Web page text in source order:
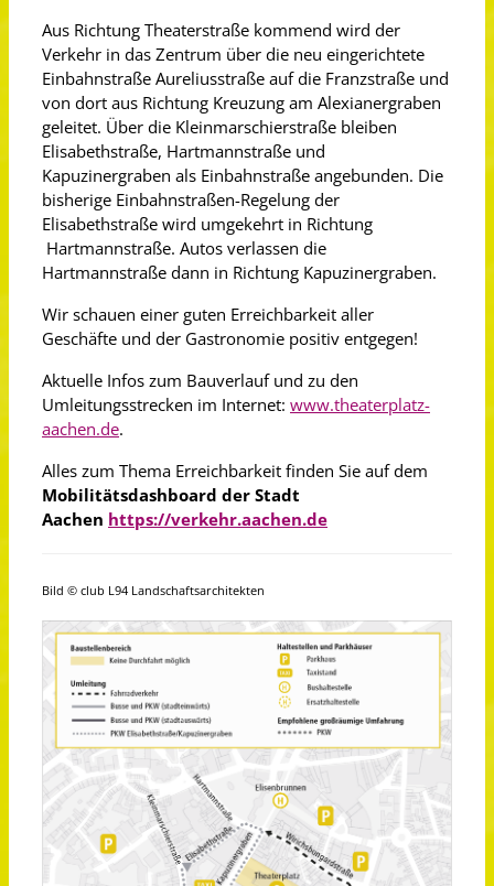
Aus Richtung Theaterstraße kommend wird der
Verkehr in das Zentrum über die neu eingerichtete
Einbahnstraße Aureliusstraße auf die Franzstraße und
von dort aus Richtung Kreuzung am Alexianergraben
geleitet. Über die Kleinmarschierstraße bleiben
Elisabethstraße, Hartmannstraße und
Kapuzinergraben als Einbahnstraße angebunden. Die
bisherige Einbahnstraßen-Regelung der
Elisabethstraße wird umgekehrt in Richtung
Hartmannstraße. Autos verlassen die
Hartmannstraße dann in Richtung Kapuzinergraben.
Wir schauen einer guten Erreichbarkeit aller
Geschäfte und der Gastronomie positiv entgegen!
Aktuelle Infos zum Bauverlauf und zu den
Umleitungsstrecken im Internet: www.theaterplatz-
aachen.de.
Alles zum Thema Erreichbarkeit finden Sie auf dem
Mobilitätsdashboard der Stadt
Aachen https://verkehr.aachen.de
Bild © club L94 Landschaftsarchitekten